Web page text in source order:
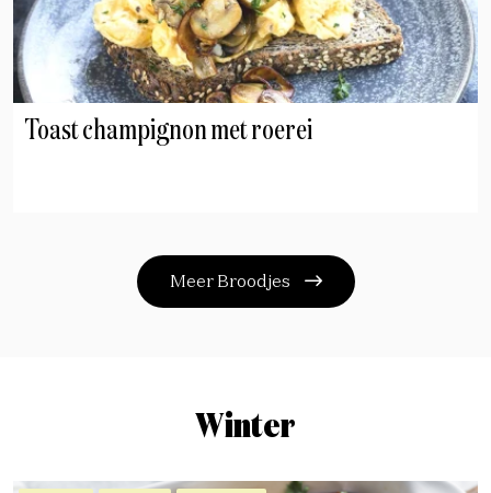
Toast champignon met roerei
Meer Broodjes
Winter